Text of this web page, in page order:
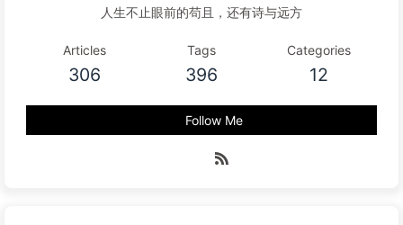
人生不止眼前的苟且，还有诗与远方
Articles
306
Tags
396
Categories
12
Follow Me